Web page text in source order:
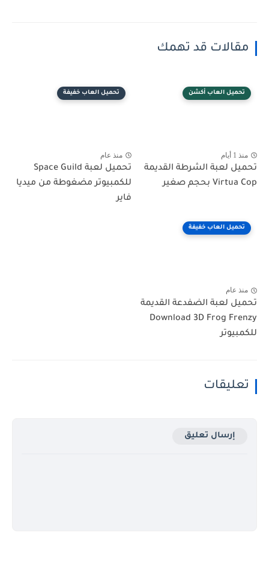
مقالات قد تهمك
تحميل العاب أكشن
منذ 1 أيام
تحميل لعبة الشرطة القديمة
Virtua Cop بحجم صغير
تحميل العاب خفيفة
منذ عام
تحميل لعبة Space Guild
للكمبيوتر مضغوطة من ميديا
فاير
تحميل العاب خفيفة
منذ عام
تحميل لعبة الضفدعة القديمة
Download 3D Frog Frenzy
للكمبيوتر
تعليقات
إرسال تعليق